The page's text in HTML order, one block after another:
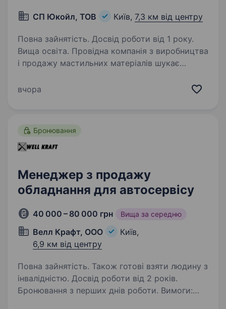
СП Юкойл, ТОВ Київ, 7,3 км від центру
Повна зайнятість. Досвід роботи від 1 року.
Вища освіта. Провідна компанія з виробництва
і продажу мастильних матеріалів шукає
з бажанням професійно розвиватися і
вчора
Бронювання
Менеджер з продажу
обладнання для автосервісу
40 000 – 80 000 грн Вища за середню
Велл Крафт, ООО
Київ,
6,9 км від центру
Повна зайнятість. Також готові взяти людину з
інвалідністю. Досвід роботи від 2 років.
Бронювання з перших днів роботи. Вимоги: